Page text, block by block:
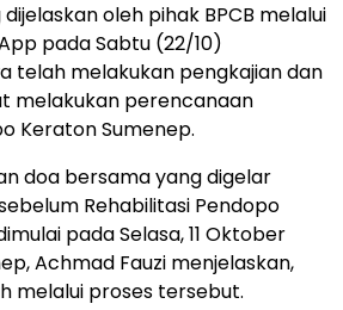
oleh pihak BPCB melalui
pada Sabtu (22/10)
telah melakukan pengkajian dan
melakukan perencanaan
Keraton Sumenep.
doa bersama yang digelar
Rehabilitasi Pendopo
pada Selasa, 11 Oktober
Achmad Fauzi menjelaskan,
melalui proses tersebut.